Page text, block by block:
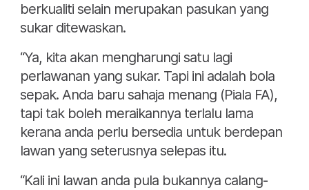
berkualiti selain merupakan pasukan yang
sukar ditewaskan.
“Ya, kita akan mengharungi satu lagi
perlawanan yang sukar. Tapi ini adalah bola
sepak. Anda baru sahaja menang (Piala FA),
tapi tak boleh meraikannya terlalu lama
kerana anda perlu bersedia untuk berdepan
lawan yang seterusnya selepas itu.
“Kali ini lawan anda pula bukannya calang-